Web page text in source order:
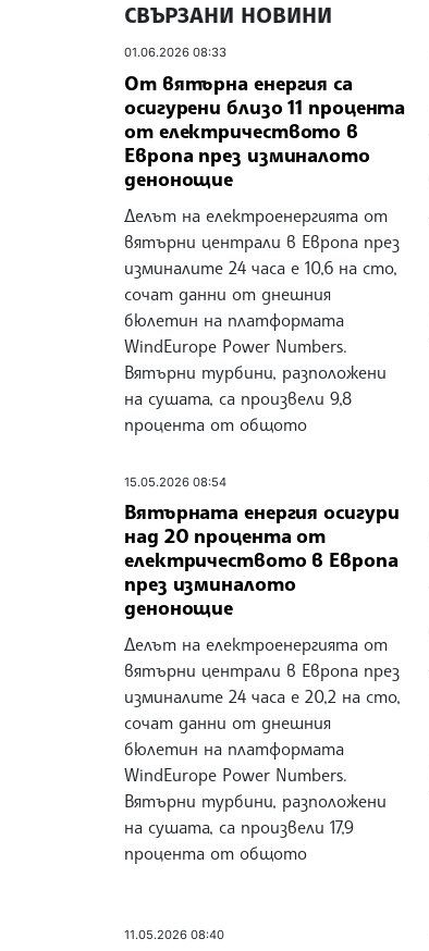
СВЪРЗАНИ НОВИНИ
01.06.2026 08:33
От вятърна енергия са
осигурени близо 11 процента
от електричеството в
Европа през изминалото
денонощие
Делът на електроенергията от
вятърни централи в Европа през
изминалите 24 часа е 10,6 на сто,
сочат данни от днешния
бюлетин на платформата
WindEurope Power Numbers.
Вятърни турбини, разположени
на сушата, са произвели 9,8
процента от общото
15.05.2026 08:54
Вятърната енергия осигури
над 20 процента от
електричеството в Европа
през изминалото
денонощие
Делът на електроенергията от
вятърни централи в Европа през
изминалите 24 часа е 20,2 на сто,
сочат данни от днешния
бюлетин на платформата
WindEurope Power Numbers.
Вятърни турбини, разположени
на сушата, са произвели 17,9
процента от общото
11.05.2026 08:40